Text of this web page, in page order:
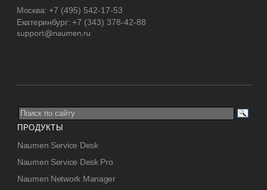
Москва: +7 (495) 542-17-53
Екатеринбург:+7 (343) 378-42-88
ПРОДУКТЫ
Naumen Service Desk
Naumen Service Desk Pro
Naumen Network Manager